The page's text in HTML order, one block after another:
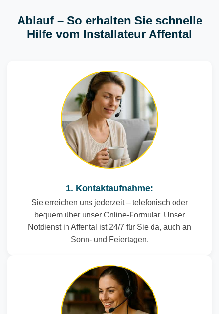
Ablauf – So erhalten Sie schnelle
Hilfe vom Installateur Affental
1. Kontaktaufnahme:
Sie erreichen uns jederzeit – telefonisch oder
bequem über unser Online-Formular. Unser
Notdienst in Affental ist 24/7 für Sie da, auch an
Sonn- und Feiertagen.